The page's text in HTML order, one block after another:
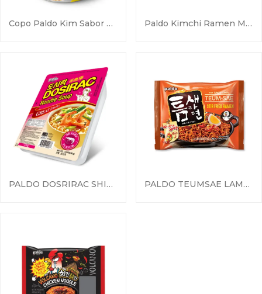
Copo Paldo Kim Sabor Frango Picante Paldo Kimchi Ramen Macarrão De Copo
PALDO DOSRIRAC SHIRIMP FLAVOR PALDO TEUMSAE LAMEN SALTEADO